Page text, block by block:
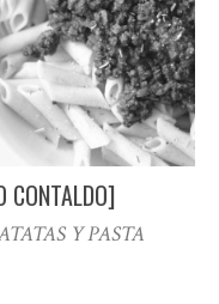
CONTALDO]
Y PASTA